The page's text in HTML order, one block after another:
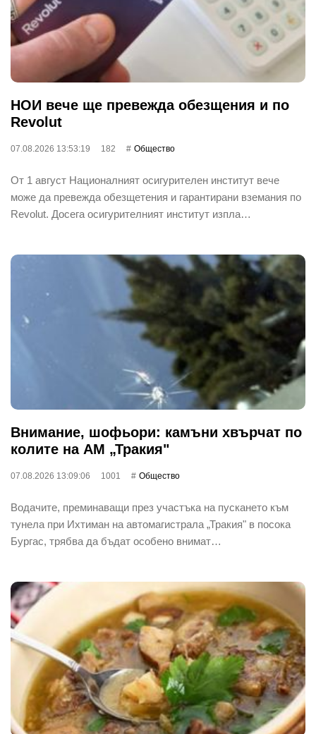
НОИ вече ще превежда обезщения и по
Revolut
07.08.2026 13:53:19 182 Общество
От 1 август Националният осигурителен институт вече
може да превежда обезщетения и гарантирани вземания по
Revolut. Досега осигурителният институт изпла…
Внимание, шофьори: камъни хвърчат по
колите на АМ „Тракия"
07.08.2026 13:09:06 1001 Общество
Водачите, преминаващи през участъка на пускането към
тунела при Ихтиман на автомагистрала „Тракия" в посока
Бургас, трябва да бъдат особено внимат…